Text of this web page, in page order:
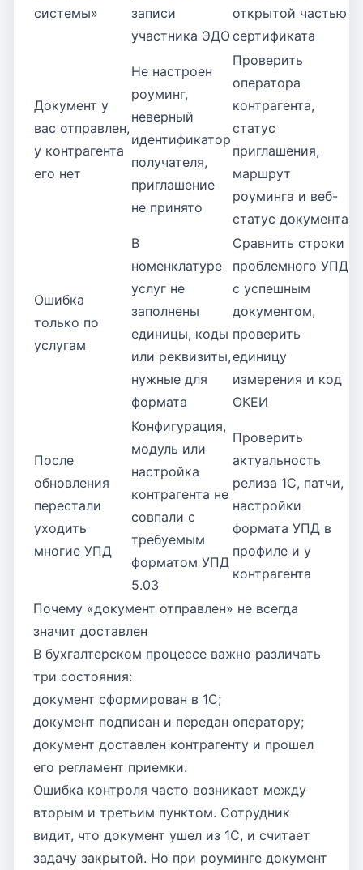
системы»
записи
участника ЭДО
открытой частью
сертификата
Документ у
вас отправлен,
у контрагента
его нет
Не настроен
роуминг,
неверный
идентификатор
получателя,
приглашение
не принято
Проверить
оператора
контрагента,
статус
приглашения,
маршрут
роуминга и веб-
статус документа
Ошибка
только по
услугам
В
номенклатуре
услуг не
заполнены
единицы, коды
или реквизиты,
нужные для
формата
Сравнить строки
проблемного УПД
с успешным
документом,
проверить
единицу
измерения и код
ОКЕИ
После
обновления
перестали
уходить
многие УПД
Конфигурация,
модуль или
настройка
контрагента не
совпали с
требуемым
форматом УПД
5.03
Проверить
актуальность
релиза 1С, патчи,
настройки
формата УПД в
профиле и у
контрагента
Почему «документ отправлен» не всегда
значит доставлен
В бухгалтерском процессе важно различать
три состояния:
документ сформирован в 1С;
документ подписан и передан оператору;
документ доставлен контрагенту и прошел
его регламент приемки.
Ошибка контроля часто возникает между
вторым и третьим пунктом. Сотрудник
видит, что документ ушел из 1С, и считает
задачу закрытой. Но при роуминге документ